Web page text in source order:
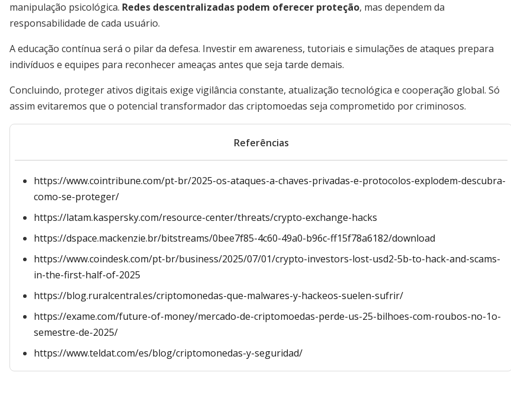
manipulação psicológica. Redes descentralizadas podem oferecer proteção, mas dependem da
responsabilidade de cada usuário.
A educação contínua será o pilar da defesa. Investir em awareness, tutoriais e simulações de ataques prepara
indivíduos e equipes para reconhecer ameaças antes que seja tarde demais.
Concluindo, proteger ativos digitais exige vigilância constante, atualização tecnológica e cooperação global. Só
assim evitaremos que o potencial transformador das criptomoedas seja comprometido por criminosos.
Referências
https://www.cointribune.com/pt-br/2025-os-ataques-a-chaves-privadas-e-protocolos-explodem-descubra-
como-se-proteger/
https://latam.kaspersky.com/resource-center/threats/crypto-exchange-hacks
https://dspace.mackenzie.br/bitstreams/0bee7f85-4c60-49a0-b96c-ff15f78a6182/download
https://www.coindesk.com/pt-br/business/2025/07/01/crypto-investors-lost-usd2-5b-to-hack-and-scams-
in-the-first-half-of-2025
https://blog.ruralcentral.es/criptomonedas-que-malwares-y-hackeos-suelen-sufrir/
https://exame.com/future-of-money/mercado-de-criptomoedas-perde-us-25-bilhoes-com-roubos-no-1o-
semestre-de-2025/
https://www.teldat.com/es/blog/criptomonedas-y-seguridad/